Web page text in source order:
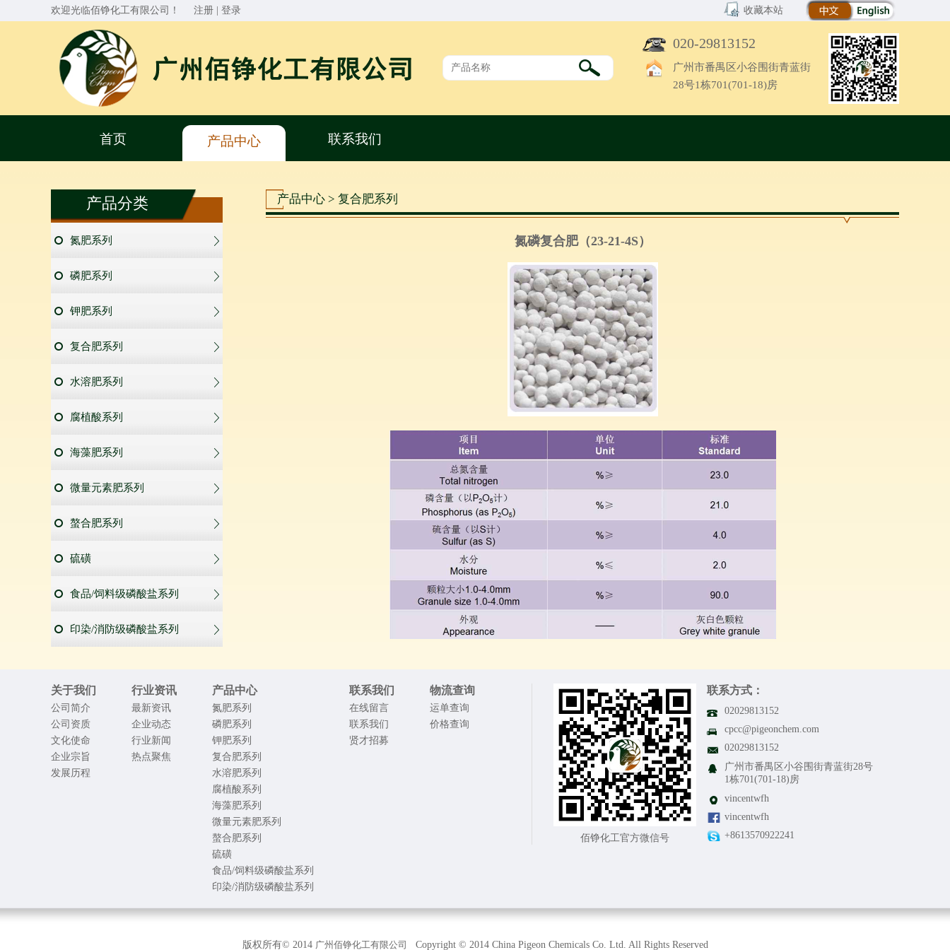
欢迎光临佰铮化工有限公司！ 注册 登录 收藏本站
020-29813152
广州市番禺区小谷围街青蓝街
28号1栋701(701-18)房
首页 产品中心 联系我们
产品分类
氮肥系列
磷肥系列
钾肥系列
复合肥系列
水溶肥系列
腐植酸系列
海藻肥系列
微量元素肥系列
螯合肥系列
硫磺
食品/饲料级磷酸盐系列
印染/消防级磷酸盐系列
产品中心 > 复合肥系列
氮磷复合肥（23-21-4S）
关于我们
公司简介
公司资质
文化使命
企业宗旨
发展历程
行业资讯
最新资讯
企业动态
行业新闻
热点聚焦
产品中心
氮肥系列
磷肥系列
钾肥系列
复合肥系列
水溶肥系列
腐植酸系列
海藻肥系列
微量元素肥系列
螯合肥系列
硫磺
食品/饲料级磷酸盐系列
印染/消防级磷酸盐系列
联系我们
在线留言
联系我们
贤才招募
物流查询
运单查询
价格查询
佰铮化工官方微信号
联系方式：
02029813152
cpcc@pigeonchem.com
02029813152
广州市番禺区小谷围街青蓝街28号
1栋701(701-18)房
vincentwfh
vincentwfh
+8613570922241
版权所有© 2014 广州佰铮化工有限公司 Copyright © 2014 China Pigeon Chemicals Co. Ltd. All Rights Reserved